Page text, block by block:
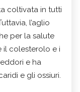
coltivata in tutti
l’aglio
per la salute
il colesterolo e i
e ha
e gli ossiuri.